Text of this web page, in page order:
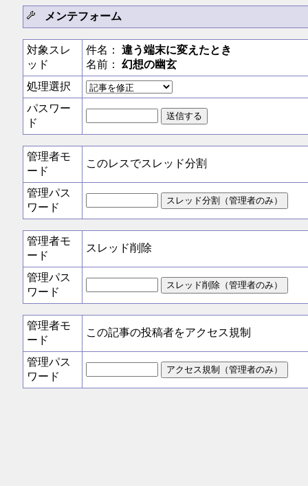
メンテフォーム
対象スレ
ッド
件名： 違う端末に変えたとき
名前： 幻想の幽玄
処理選択
パスワー
ド
管理者モ
ード
このレスでスレッド分割
管理パス
ワード
管理者モ
ード
スレッド削除
管理パス
ワード
管理者モ
ード
この記事の投稿者をアクセス規制
管理パス
ワード